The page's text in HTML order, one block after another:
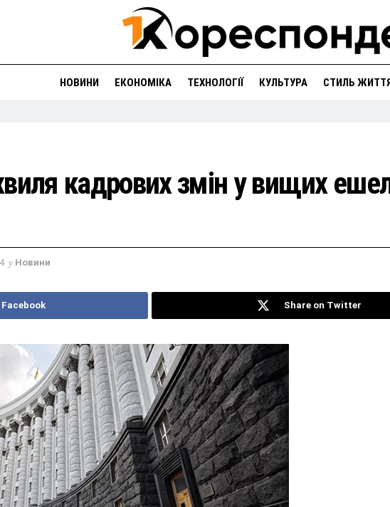
НОВИНИ ЕКОНОМІКА ТЕХНОЛОГІЇ КУЛЬТУРА СТИЛЬ
кадрових змін у вищих
у Новини
Share on Twitter